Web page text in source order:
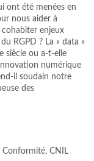
ont été menées en
nous aider à
enjeux
RGPD ? La « data »
siècle ou a-t-elle
numérique
il soudain notre
des
Conformité, CNIL